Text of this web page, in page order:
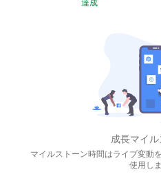
達成
成長マイ
マイルストーン時間はライブ変動
使用しま